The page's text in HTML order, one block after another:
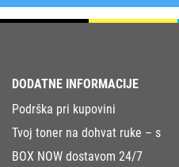
DODATNE INFORMACIJE
Podrška pri kupovini
Tvoj toner na dohvat ruke – s
BOX NOW dostavom 24/7